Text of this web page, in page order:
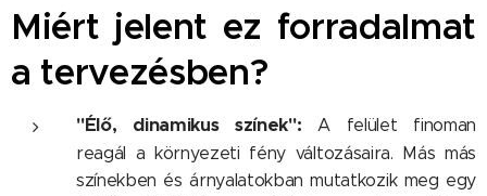
Miért jelent ez forradalmat
a tervezésben?
"Élő, dinamikus színek":A felület finoman
reagál a környezeti fény változásaira. Más más
színekben és árnyalatokban mutatkozik meg egy